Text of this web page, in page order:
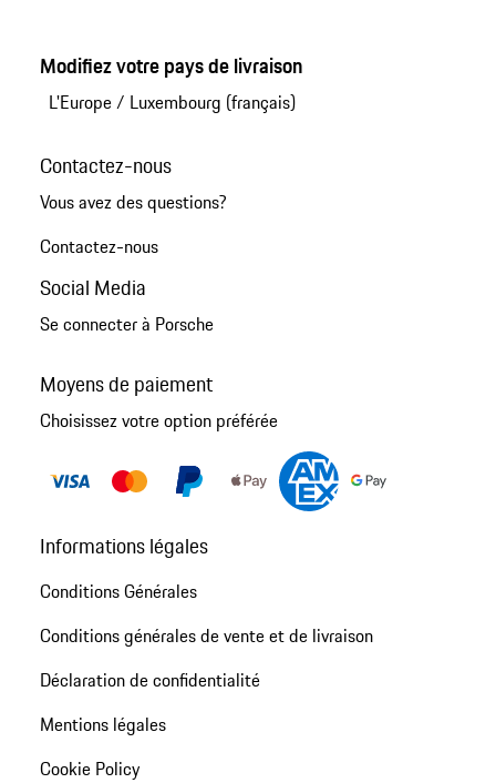
Modifiez votre pays de livraison
L'Europe/ Luxembourg (français)
Contactez-nous
Vous avez des questions?
Contactez-nous
Social Media
Se connecter à Porsche
Moyens de paiement
Choisissez votre option préférée
Informations légales
Conditions Générales
Conditions générales de vente et de livraison
Déclaration de confidentialité
Mentions légales
Cookie Policy